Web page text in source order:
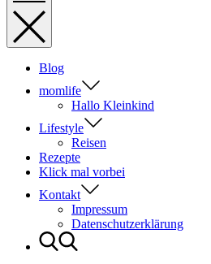
Blog
momlife
Hallo Kleinkind
Lifestyle
Reisen
Rezepte
Klick mal vorbei
Kontakt
Impressum
Datenschutzerklärung